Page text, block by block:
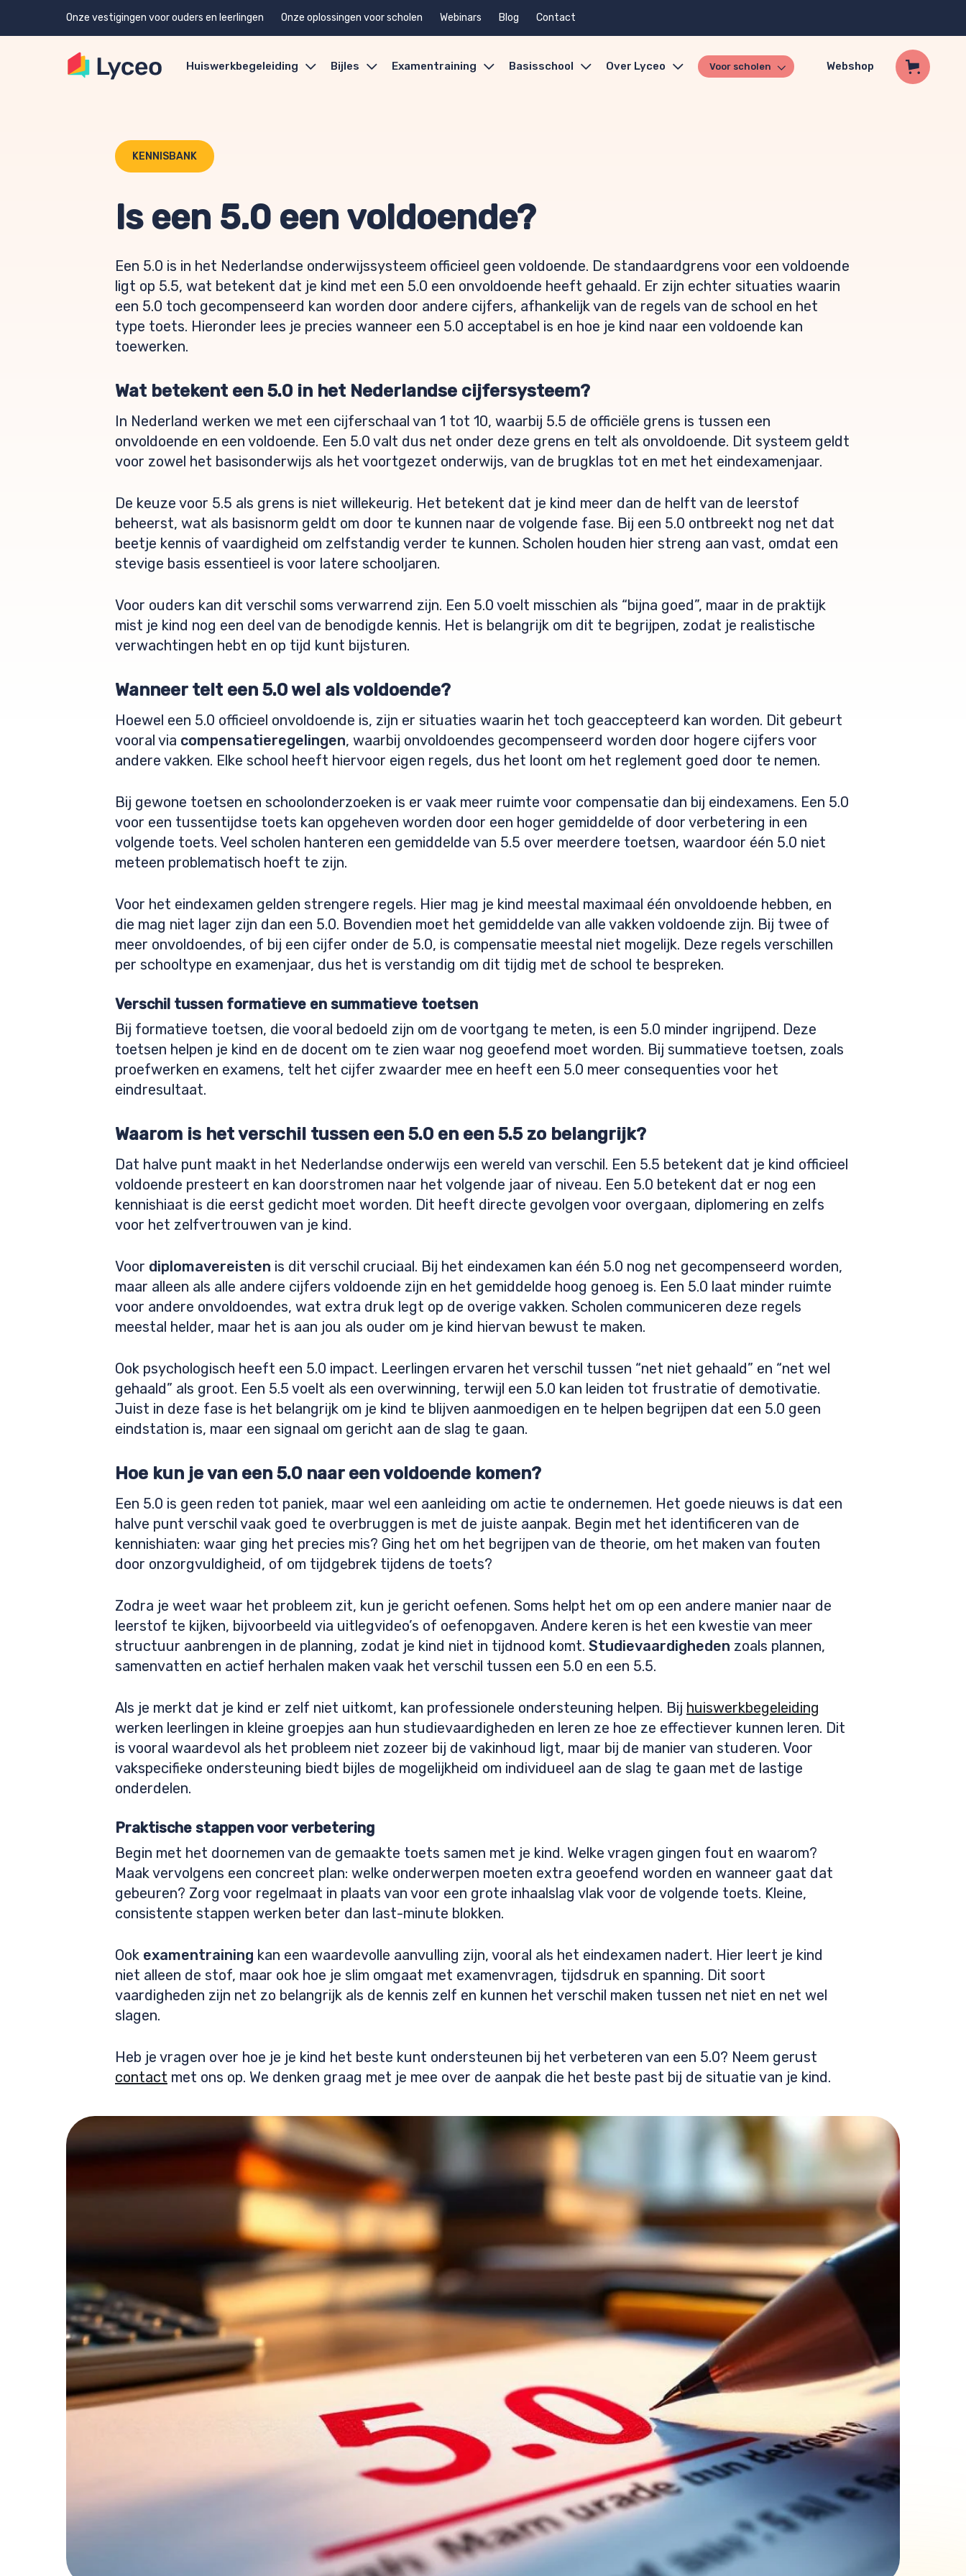
Onze vestigingen voor ouders en leerlingen Onze oplossingen voor scholen Webinars Blog Contact
Huiswerkbegeleiding Bijles Examentraining Basisschool Over Lyceo Voor scholen Webshop
KENNISBANK
Is een 5.0 een voldoende?
Een 5.0 is in het Nederlandse onderwijssysteem officieel geen voldoende. De standaardgrens voor een voldoende
ligt op 5.5, wat betekent dat je kind met een 5.0 een onvoldoende heeft gehaald. Er zijn echter situaties waarin
een 5.0 toch gecompenseerd kan worden door andere cijfers, afhankelijk van de regels van de school en het
type toets. Hieronder lees je precies wanneer een 5.0 acceptabel is en hoe je kind naar een voldoende kan
toewerken.
Wat betekent een 5.0 in het Nederlandse cijfersysteem?
In Nederland werken we met een cijferschaal van 1 tot 10, waarbij 5.5 de officiële grens is tussen een
onvoldoende en een voldoende. Een 5.0 valt dus net onder deze grens en telt als onvoldoende. Dit systeem geldt
voor zowel het basisonderwijs als het voortgezet onderwijs, van de brugklas tot en met het eindexamenjaar.
De keuze voor 5.5 als grens is niet willekeurig. Het betekent dat je kind meer dan de helft van de leerstof
beheerst, wat als basisnorm geldt om door te kunnen naar de volgende fase. Bij een 5.0 ontbreekt nog net dat
beetje kennis of vaardigheid om zelfstandig verder te kunnen. Scholen houden hier streng aan vast, omdat een
stevige basis essentieel is voor latere schooljaren.
Voor ouders kan dit verschil soms verwarrend zijn. Een 5.0 voelt misschien als “bijna goed”, maar in de praktijk
mist je kind nog een deel van de benodigde kennis. Het is belangrijk om dit te begrijpen, zodat je realistische
verwachtingen hebt en op tijd kunt bijsturen.
Wanneer telt een 5.0 wel als voldoende?
Hoewel een 5.0 officieel onvoldoende is, zijn er situaties waarin het toch geaccepteerd kan worden. Dit gebeurt
vooral via compensatieregelingen, waarbij onvoldoendes gecompenseerd worden door hogere cijfers voor
andere vakken. Elke school heeft hiervoor eigen regels, dus het loont om het reglement goed door te nemen.
Bij gewone toetsen en schoolonderzoeken is er vaak meer ruimte voor compensatie dan bij eindexamens. Een 5.0
voor een tussentijdse toets kan opgeheven worden door een hoger gemiddelde of door verbetering in een
volgende toets. Veel scholen hanteren een gemiddelde van 5.5 over meerdere toetsen, waardoor één 5.0 niet
meteen problematisch hoeft te zijn.
Voor het eindexamen gelden strengere regels. Hier mag je kind meestal maximaal één onvoldoende hebben, en
die mag niet lager zijn dan een 5.0. Bovendien moet het gemiddelde van alle vakken voldoende zijn. Bij twee of
meer onvoldoendes, of bij een cijfer onder de 5.0, is compensatie meestal niet mogelijk. Deze regels verschillen
per schooltype en examenjaar, dus het is verstandig om dit tijdig met de school te bespreken.
Verschil tussen formatieve en summatieve toetsen
Bij formatieve toetsen, die vooral bedoeld zijn om de voortgang te meten, is een 5.0 minder ingrijpend. Deze
toetsen helpen je kind en de docent om te zien waar nog geoefend moet worden. Bij summatieve toetsen, zoals
proefwerken en examens, telt het cijfer zwaarder mee en heeft een 5.0 meer consequenties voor het
eindresultaat.
Waarom is het verschil tussen een 5.0 en een 5.5 zo belangrijk?
Dat halve punt maakt in het Nederlandse onderwijs een wereld van verschil. Een 5.5 betekent dat je kind officieel
voldoende presteert en kan doorstromen naar het volgende jaar of niveau. Een 5.0 betekent dat er nog een
kennishiaat is die eerst gedicht moet worden. Dit heeft directe gevolgen voor overgaan, diplomering en zelfs
voor het zelfvertrouwen van je kind.
Voor diplomavereisten is dit verschil cruciaal. Bij het eindexamen kan één 5.0 nog net gecompenseerd worden,
maar alleen als alle andere cijfers voldoende zijn en het gemiddelde hoog genoeg is. Een 5.0 laat minder ruimte
voor andere onvoldoendes, wat extra druk legt op de overige vakken. Scholen communiceren deze regels
meestal helder, maar het is aan jou als ouder om je kind hiervan bewust te maken.
Ook psychologisch heeft een 5.0 impact. Leerlingen ervaren het verschil tussen “net niet gehaald” en “net wel
gehaald” als groot. Een 5.5 voelt als een overwinning, terwijl een 5.0 kan leiden tot frustratie of demotivatie.
Juist in deze fase is het belangrijk om je kind te blijven aanmoedigen en te helpen begrijpen dat een 5.0 geen
eindstation is, maar een signaal om gericht aan de slag te gaan.
Hoe kun je van een 5.0 naar een voldoende komen?
Een 5.0 is geen reden tot paniek, maar wel een aanleiding om actie te ondernemen. Het goede nieuws is dat een
halve punt verschil vaak goed te overbruggen is met de juiste aanpak. Begin met het identificeren van de
kennishiaten: waar ging het precies mis? Ging het om het begrijpen van de theorie, om het maken van fouten
door onzorgvuldigheid, of om tijdgebrek tijdens de toets?
Zodra je weet waar het probleem zit, kun je gericht oefenen. Soms helpt het om op een andere manier naar de
leerstof te kijken, bijvoorbeeld via uitlegvideo’s of oefenopgaven. Andere keren is het een kwestie van meer
structuur aanbrengen in de planning, zodat je kind niet in tijdnood komt. Studievaardigheden zoals plannen,
samenvatten en actief herhalen maken vaak het verschil tussen een 5.0 en een 5.5.
Als je merkt dat je kind er zelf niet uitkomt, kan professionele ondersteuning helpen. Bij huiswerkbegeleiding
werken leerlingen in kleine groepjes aan hun studievaardigheden en leren ze hoe ze effectiever kunnen leren. Dit
is vooral waardevol als het probleem niet zozeer bij de vakinhoud ligt, maar bij de manier van studeren. Voor
vakspecifieke ondersteuning biedt bijles de mogelijkheid om individueel aan de slag te gaan met de lastige
onderdelen.
Praktische stappen voor verbetering
Begin met het doornemen van de gemaakte toets samen met je kind. Welke vragen gingen fout en waarom?
Maak vervolgens een concreet plan: welke onderwerpen moeten extra geoefend worden en wanneer gaat dat
gebeuren? Zorg voor regelmaat in plaats van voor een grote inhaalslag vlak voor de volgende toets. Kleine,
consistente stappen werken beter dan last-minute blokken.
Ook examentraining kan een waardevolle aanvulling zijn, vooral als het eindexamen nadert. Hier leert je kind
niet alleen de stof, maar ook hoe je slim omgaat met examenvragen, tijdsdruk en spanning. Dit soort
vaardigheden zijn net zo belangrijk als de kennis zelf en kunnen het verschil maken tussen net niet en net wel
slagen.
Heb je vragen over hoe je je kind het beste kunt ondersteunen bij het verbeteren van een 5.0? Neem gerust
contact met ons op. We denken graag met je mee over de aanpak die het beste past bij de situatie van je kind.